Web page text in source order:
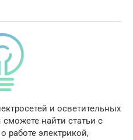
и осветительных
найти статьи с
работе электрикой,